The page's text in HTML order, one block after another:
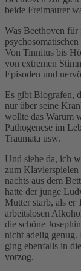
beide Freimaurer
Was Beethoven für
Von Tinnitus bis
von extremen
Episoden und
Es gibt Biografen,
nur über seine
wollte das Warum
Pathogenese im
Traumata usw.
Und siehe da, ich
zum
nachts aus dem
hatte der junge
Mutter starb, als er
arbeitslosen
die schöne
nicht adelig genug.
ging ebenfalls in
vorzog.